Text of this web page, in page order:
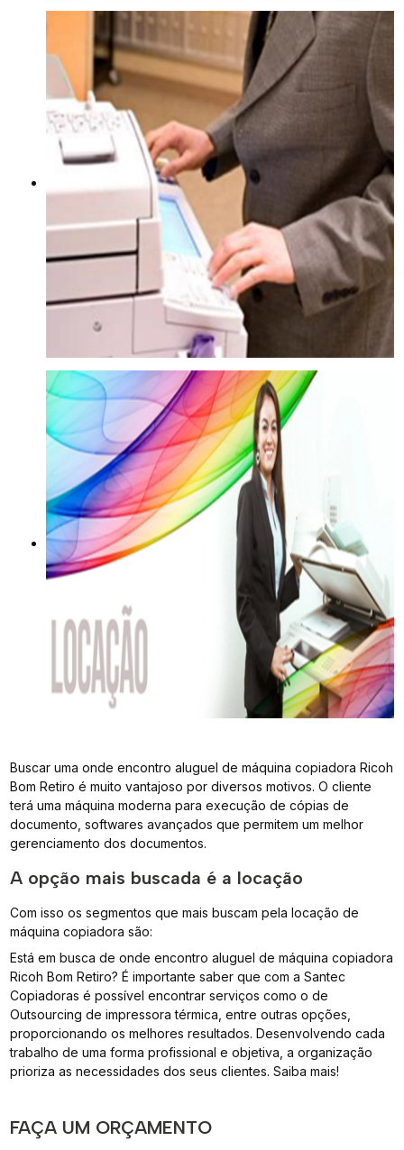
Buscar uma onde encontro aluguel de máquina copiadora Ricoh
Bom Retiro é muito vantajoso por diversos motivos. O cliente
terá uma máquina moderna para execução de cópias de
documento, softwares avançados que permitem um melhor
gerenciamento dos documentos.
A opção mais buscada é a locação
Com isso os segmentos que mais buscam pela locação de
máquina copiadora são:
Está em busca de onde encontro aluguel de máquina copiadora
Ricoh Bom Retiro? É importante saber que com a Santec
Copiadoras é possível encontrar serviços como o de
Outsourcing de impressora térmica, entre outras opções,
proporcionando os melhores resultados. Desenvolvendo cada
trabalho de uma forma profissional e objetiva, a organização
prioriza as necessidades dos seus clientes. Saiba mais!
FAÇA UM ORÇAMENTO